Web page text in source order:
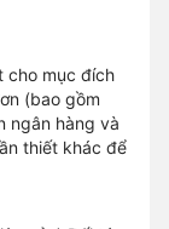
cho mục đích
(bao gồm
ngân hàng và
thiết khác để